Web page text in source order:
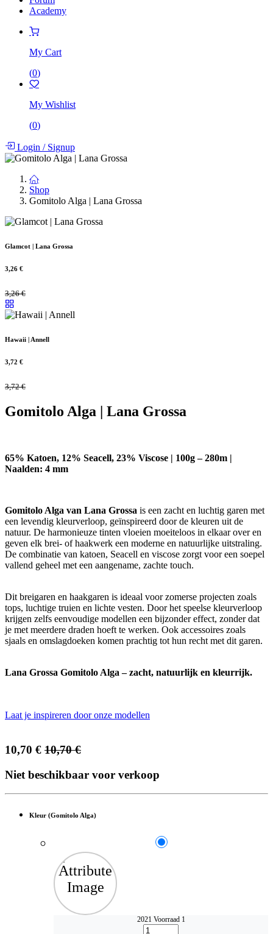
Academy
My Cart
(0)
My Wishlist
(0)
Login /Signup
Shop
Gomitolo Alga | Lana Grossa
Glamcot | Lana Grossa
3,26 €
3,26€
Hawaii | Annell
3,72 €
3,72€
Gomitolo Alga | Lana Grossa
65% Katoen, 12% Seacell, 23% Viscose | 100g – 280m |
Naalden: 4 mm
Gomitolo Alga van Lana Grossa is een zacht en luchtig garen met
een levendig kleurverloop, geïnspireerd door de kleuren uit de
natuur. De harmonieuze tinten vloeien moeiteloos in elkaar over en
geven elk brei- of haakwerk een moderne en natuurlijke uitstraling.
De combinatie van katoen, Seacell en viscose zorgt voor een soepel
vallend geheel met een aangename, zachte touch.
Dit breigaren en haakgaren is ideaal voor zomerse projecten zoals
tops, luchtige truien en lichte vesten. Door het speelse kleurverloop
krijgen zelfs eenvoudige modellen een bijzonder effect, zonder dat
je met meerdere draden hoeft te werken. Ook accessoires zoals
sjaals en omslagdoeken komen prachtig tot hun recht met dit garen.
Lana Grossa Gomitolo Alga – zacht, natuurlijk en kleurrijk.
Laat je inspireren door onze modellen
10,70 € 10,70€
Niet beschikbaar voor verkoop
Kleur (Gomitolo Alga)
2021 Voorraad 1